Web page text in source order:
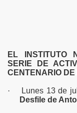
EL INSTITUTO
SERIE DE
CENTENARIO
· Lunes 13 de
Desfile de